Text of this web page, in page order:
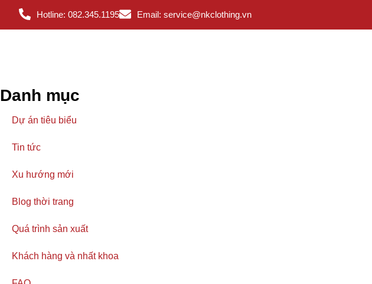
Hotline: 082.345.1195 Email: service@nkclothing.vn
Danh mục
Dự án tiêu biểu
Tin tức
Xu hướng mới
Blog thời trang
Quá trình sản xuất
Khách hàng và nhất khoa